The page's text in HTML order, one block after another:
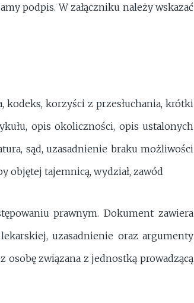
podpis. W załączniku należy wskazać
kodeks, korzyści z przesłuchania, krótki
opis okoliczności, opis ustalonych
sąd, uzasadnienie braku możliwości
objętej tajemnicą, wydział, zawód
prawnym. Dokument zawiera
uzasadnienie oraz argumenty
osobę związana z jednostką prowadzącą